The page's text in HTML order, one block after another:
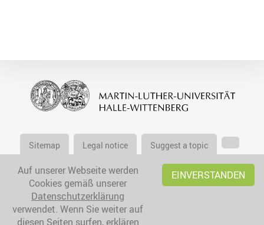
Sitemap Legal notice Suggest a topic
Auf unserer Webseite werden
Cookies gemäß unserer
Datenschutzerklärung
verwendet. Wenn Sie weiter auf
diesen Seiten surfen, erklären
EINVERSTANDEN